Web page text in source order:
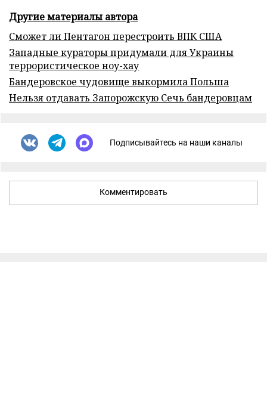
Другие материалы автора
Сможет ли Пентагон перестроить ВПК США
Западные кураторы придумали для Украины
террористическое ноу-хау
Бандеровское чудовище выкормила Польша
Нельзя отдавать Запорожскую Сечь бандеровцам
Подписывайтесь на наши каналы
Комментировать